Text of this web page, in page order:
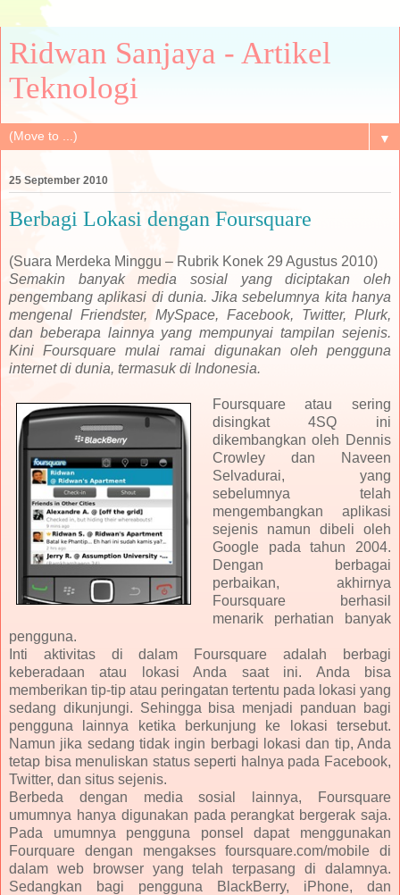
Ridwan Sanjaya - Artikel
Teknologi
▼
25 September 2010
Berbagi Lokasi dengan Foursquare
(Suara Merdeka Minggu – Rubrik Konek 29 Agustus 2010)
Semakin banyak media sosial yang diciptakan oleh
pengembang aplikasi di dunia. Jika sebelumnya kita hanya
mengenal Friendster, MySpace, Facebook, Twitter, Plurk,
dan beberapa lainnya yang mempunyai tampilan sejenis.
Kini Foursquare mulai ramai digunakan oleh pengguna
internet di dunia, termasuk di Indonesia.
Foursquare atau sering
disingkat 4SQ ini
dikembangkan oleh Dennis
Crowley dan Naveen
Selvadurai, yang
sebelumnya telah
mengembangkan aplikasi
sejenis namun dibeli oleh
Google pada tahun 2004.
Dengan berbagai
perbaikan, akhirnya
Foursquare berhasil
menarik perhatian banyak
pengguna.
Inti aktivitas di dalam Foursquare adalah berbagi
keberadaan atau lokasi Anda saat ini. Anda bisa
memberikan tip-tip atau peringatan tertentu pada lokasi yang
sedang dikunjungi. Sehingga bisa menjadi panduan bagi
pengguna lainnya ketika berkunjung ke lokasi tersebut.
Namun jika sedang tidak ingin berbagi lokasi dan tip, Anda
tetap bisa menuliskan status seperti halnya pada Facebook,
Twitter, dan situs sejenis.
Berbeda dengan media sosial lainnya, Foursquare
umumnya hanya digunakan pada perangkat bergerak saja.
Pada umumnya pengguna ponsel dapat menggunakan
Fourquare dengan mengakses foursquare.com/mobile di
dalam web browser yang telah terpasang di dalamnya.
Sedangkan bagi pengguna BlackBerry, iPhone, dan